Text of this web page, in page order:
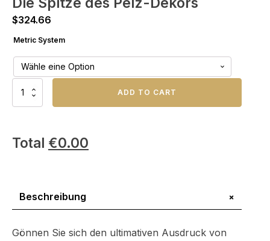
$324.66
Metric System
Eleganter
Zobelpelz-
Spitze
Menge
ADD TO CART
Total €0.00
Beschreibung +
Gönnen Sie sich den ultimativen Ausdruck von